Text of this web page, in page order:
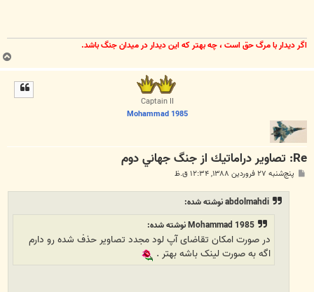
اگر ديدار با مرگ حق است ، چه بهتر كه اين ديدار در ميدان جنگ باشد.
ب
ا
Captain II
Mohammad 1985
Re: تصاوير دراماتيك از جنگ جهاني دوم
پ پنج‌شنبه ۲۷ فروردین ۱۳۸۸, ۱۲:۳۴ ق.ظ
abdolmahdi نوشته شده:
Mohammad 1985 نوشته شده:
در صورت امکان تقاضای آپ لود مجدد تصاویر حذف شده رو دارم
اگه به صورت لینک باشه بهتر .